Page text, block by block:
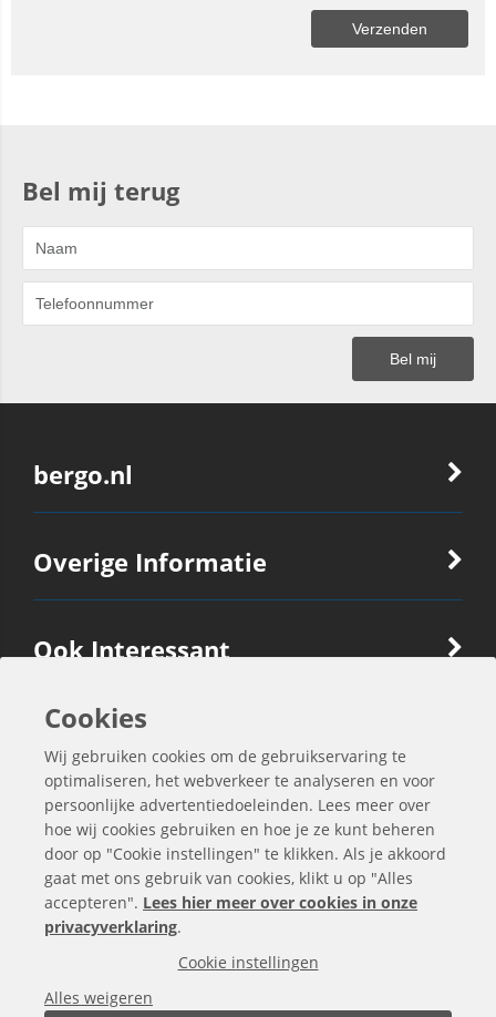
Bel mij terug
bergo.nl
Overige Informatie
Ook Interessant
Contactgegevens
Alle bedragen zijn exclusief BTW
Cookies
Wij gebruiken cookies om de gebruikservaring te
optimaliseren, het webverkeer te analyseren en voor
persoonlijke advertentiedoeleinden. Lees meer over
hoe wij cookies gebruiken en hoe je ze kunt beheren
door op "Cookie instellingen" te klikken. Als je akkoord
gaat met ons gebruik van cookies, klikt u op "Alles
accepteren". Lees hier meer over cookies in onze
privacyverklaring.
Cookie instellingen
Alles weigeren